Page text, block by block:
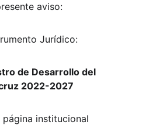
aviso:
Jurídico:
de Desarrollo del
2022-2027
institucional